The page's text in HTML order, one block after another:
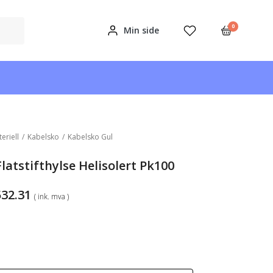
Min side 0
/ Kabelsko / Kabelsko Gul
Helisolert Pk100
Prisområde:
kr312.78
( ink. mva )